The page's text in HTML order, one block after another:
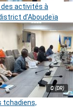
activités à
d’Aboudeïa
© (DR)
tchadiens,